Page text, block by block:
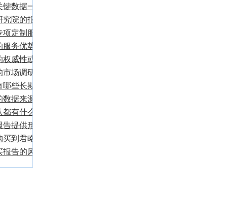
数据一览
院的报告价
高？
定制服务方
务优势和特
威性或者说
场调研模式
区别有哪
些长期固定
据来源渠道
有什么人构
提供形式有
到君略产业
告产品？
告的风险？